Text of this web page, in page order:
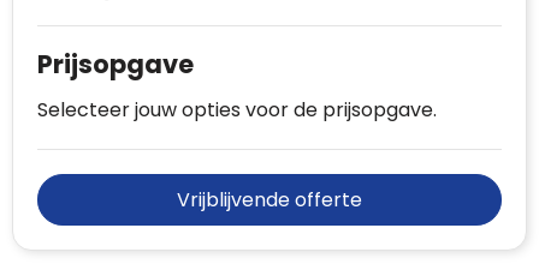
Prijsopgave
Selecteer jouw opties voor de prijsopgave.
Vrijblijvende offerte